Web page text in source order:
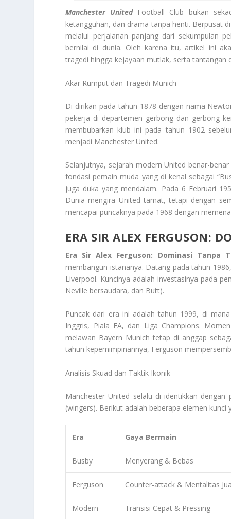
Manchester UnitedFootball Club bukan
ketangguhan, dan drama tanpa henti. Berpusat
melalui perjalanan panjang dari sekumpulan
bernilai di dunia. Oleh karena itu, artikel ini
tragedi hingga kejayaan mutlak, serta tantangan
Akar Rumput dan Tragedi Munich
Di dirikan pada tahun 1878 dengan nama
pekerja di departemen gerbong dan gerbong
membubarkan klub ini pada tahun 1902
menjadi Manchester United.
Selanjutnya, sejarah modern United benar-
fondasi pemain muda yang di kenal sebagai
juga duka yang mendalam. Pada 6 Februari
Dunia mengira United tamat, tetapi dengan
mencapai puncaknya pada 1968 dengan
ERA SIR ALEX FERGUSON:
Era Sir Alex Ferguson: Dominasi Tanpa
membangun istananya. Datang pada tahun
Liverpool. Kuncinya adalah investasinya pada
Neville bersaudara, dan Butt).
Puncak dari era ini adalah tahun 1999, di
Inggris, Piala FA, dan Liga Champions.
melawan Bayern Munich tetap di anggap
tahun kepemimpinannya, Ferguson
Analisis Skuad dan Taktik Ikonik
Manchester United selalu di identikkan
(wingers). Berikut adalah beberapa elemen
Era Gaya Bermain
Busby Menyerang & Bebas
Ferguson Counter-attack & Mentalitas
Modern Transisi Cepat & Pressing